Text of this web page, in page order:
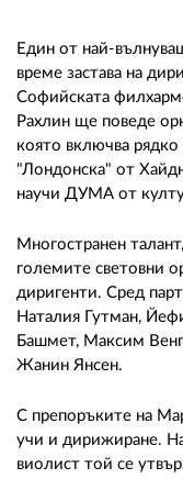
Един от най-
време застава на
Софийската
Рахлин ще поведе
която включва
"Лондонска" от
научи ДУМА от
Многостранен
големите световни
диригенти. Сред
Наталия Гутман,
Башмет, Максим
Жанин Янсен.
С препоръките на
учи и дирижиране.
виолист той се